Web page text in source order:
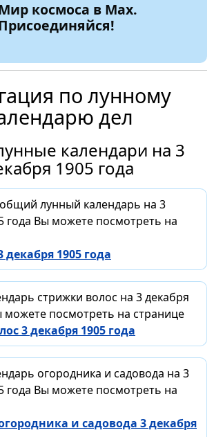
космоса в Max.
по лунному
дел
календари на 3
1905 года
лунный календарь на 3
года Вы можете посмотреть на
1905 года
стрижки волос на 3 декабря
можете посмотреть на странице
3 декабря 1905 года
огородника и садовода на 3
года Вы можете посмотреть на
и садовода 3 декабря